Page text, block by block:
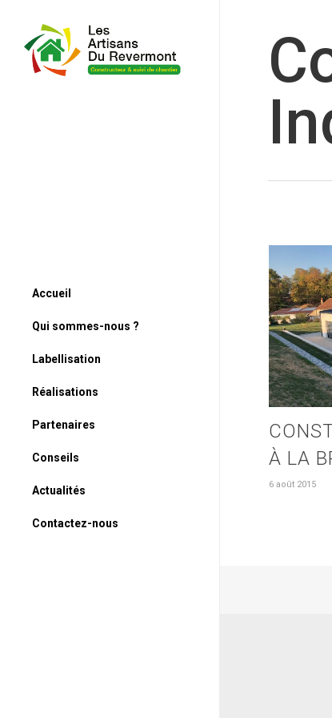
Accueil
Qui sommes-nous ?
Labellisation
Réalisations
Partenaires
Conseils
Actualités
Contactez-nous
À LA
6 août 2015